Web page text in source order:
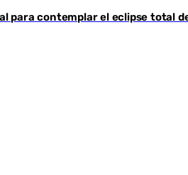
para contemplar el eclipse total